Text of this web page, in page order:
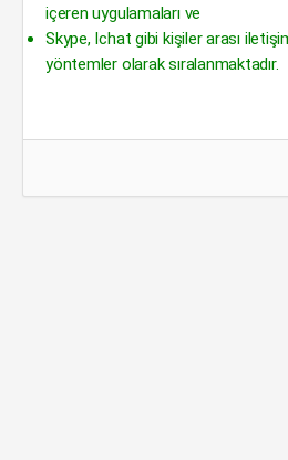
içeren uygulamaları ve
Skype, Ichat gibi kişiler arası
yöntemler olarak sıralanmaktadır.